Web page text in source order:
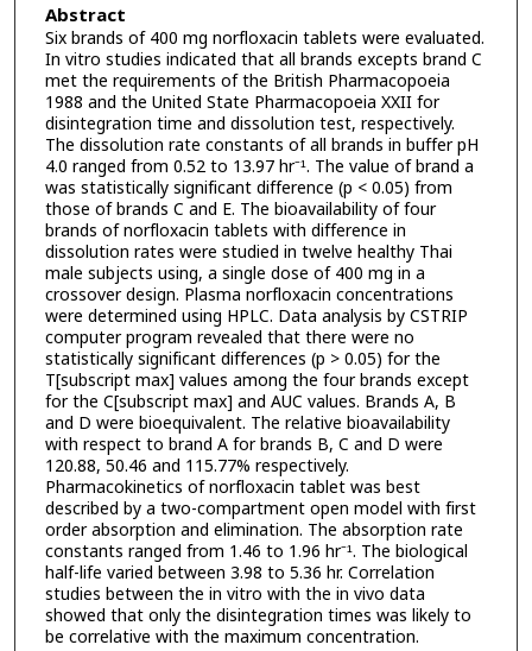
Abstract
Six brands of 400 mg norfloxacin tablets were evaluated.
In vitro studies indicated that all brands excepts brand C
met the requirements of the British Pharmacopoeia
1988 and the United State Pharmacopoeia XXII for
disintegration time and dissolution test, respectively.
The dissolution rate constants of all brands in buffer pH
4.0 ranged from 0.52 to 13.97 hr⁻¹. The value of brand a
was statistically significant difference (p < 0.05) from
those of brands C and E. The bioavailability of four
brands of norfloxacin tablets with difference in
dissolution rates were studied in twelve healthy Thai
male subjects using, a single dose of 400 mg in a
crossover design. Plasma norfloxacin concentrations
were determined using HPLC. Data analysis by CSTRIP
computer program revealed that there were no
statistically significant differences (p > 0.05) for the
T[subscript max] values among the four brands except
for the C[subscript max] and AUC values. Brands A, B
and D were bioequivalent. The relative bioavailability
with respect to brand A for brands B, C and D were
120.88, 50.46 and 115.77% respectively.
Pharmacokinetics of norfloxacin tablet was best
described by a two-compartment open model with first
order absorption and elimination. The absorption rate
constants ranged from 1.46 to 1.96 hr⁻¹. The biological
half-life varied between 3.98 to 5.36 hr. Correlation
studies between the in vitro with the in vivo data
showed that only the disintegration times was likely to
be correlative with the maximum concentration.